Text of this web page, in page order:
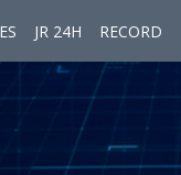
JR 24H RECORD